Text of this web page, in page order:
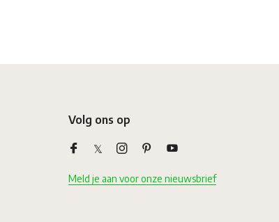
Volg ons op
Meld je aan voor onze nieuwsbrief